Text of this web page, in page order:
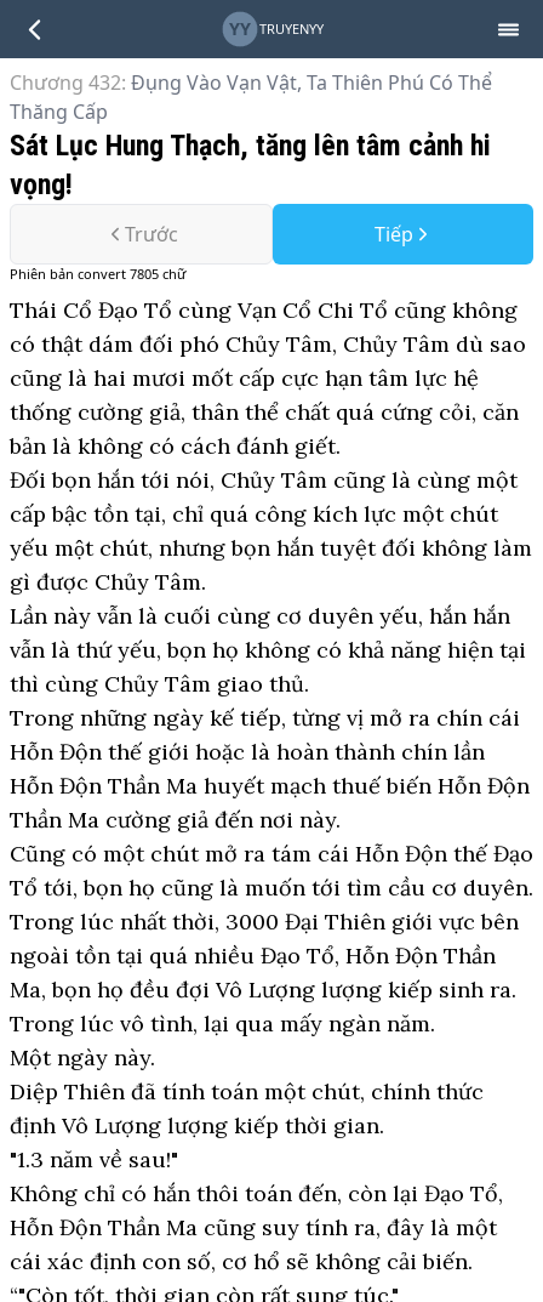
YY TRUYENYY
Chương 432: Đụng Vào Vạn Vật, Ta Thiên Phú Có Thể
Thăng Cấp
Sát Lục Hung Thạch, tăng lên tâm cảnh hi
vọng!
Trước Tiếp
Phiên bản convert 7805 chữ
Thái Cổ Đạo Tổ cùng Vạn Cổ Chi Tổ cũng không
có thật dám đối phó Chủy Tâm, Chủy Tâm dù sao
cũng là hai mươi mốt cấp cực hạn tâm lực hệ
thống cường giả, thân thể chất quá cứng cỏi, căn
bản là không có cách đánh giết.
Đối bọn hắn tới nói, Chủy Tâm cũng là cùng một
cấp bậc tồn tại, chỉ quá công kích lực một chút
yếu một chút, nhưng bọn hắn tuyệt đối không làm
gì được Chủy Tâm.
Lần này vẫn là cuối cùng cơ duyên yếu, hắn hắn
vẫn là thứ yếu, bọn họ không có khả năng hiện tại
thì cùng Chủy Tâm giao thủ.
Trong những ngày kế tiếp, từng vị mở ra chín cái
Hỗn Độn thế giới hoặc là hoàn thành chín lần
Hỗn Độn Thần Ma huyết mạch thuế biến Hỗn Độn
Thần Ma cường giả đến nơi này.
Cũng có một chút mở ra tám cái Hỗn Độn thế Đạo
Tổ tới, bọn họ cũng là muốn tới tìm cầu cơ duyên.
Trong lúc nhất thời, 3000 Đại Thiên giới vực bên
ngoài tồn tại quá nhiều Đạo Tổ, Hỗn Độn Thần
Ma, bọn họ đều đợi Vô Lượng lượng kiếp sinh ra.
Trong lúc vô tình, lại qua mấy ngàn năm.
Một ngày này.
Diệp Thiên đã tính toán một chút, chính thức
định Vô Lượng lượng kiếp thời gian.
"1.3 năm về sau!"
Không chỉ có hắn thôi toán đến, còn lại Đạo Tổ,
Hỗn Độn Thần Ma cũng suy tính ra, đây là một
cái xác định con số, cơ hổ sẽ không cải biến.
“"Còn tốt, thời gian còn rất sung túc."